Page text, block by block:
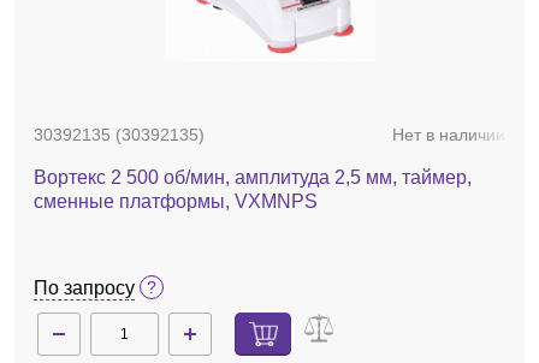
30392135 (30392135) Нет в наличии
Вортекс 2 500 об/мин, амплитуда 2,5 мм, таймер,
сменные платформы, VXMNPS
По запросу